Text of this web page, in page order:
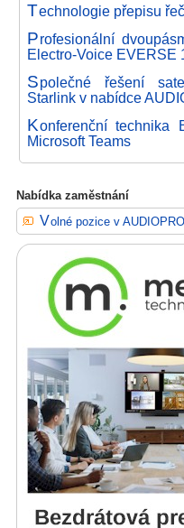
Technologie přepisu
Profesionální
Electro-Voice EVERSE
Společné řešení
Starlink v nabídce
Konferenční technika
Microsoft Teams
Nabídka zaměstnání
Volné pozice v